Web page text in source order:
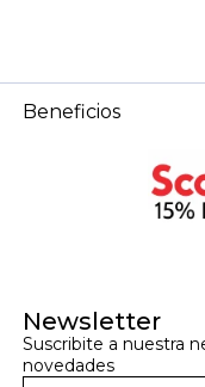
Newsletter
Suscribite a nuestra
novedades
Beneficios